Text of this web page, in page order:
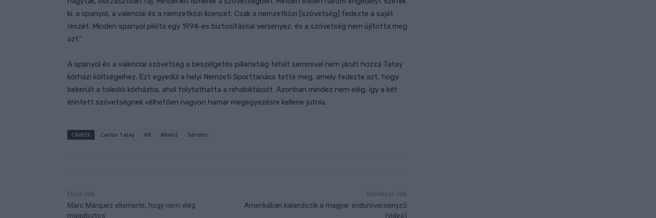
ki: a spanyol, a valenciai és a nemzetközi licencet. Csak a nemzetközi [szövetség] fedezte a saját
részét. Minden spanyol pilóta egy 1994-es biztosítással versenyez, és a szövetség nem újította meg
azt.”
A spanyol és a valenciai szövetség a beszélgetés pillanatáig tehát semmivel nem járult hozzá Tatay
kórházi költségeihez. Ezt egyedül a helyi Nemzeti Sporttanács tette meg, amely fedezte azt, hogy
bekerült a toledói kórházba, ahol folytathatta a rehabilitációt. Azonban mindez nem elég, így a két
érintett szövetségnek vélhetően nagyon hamar megegyezésre kellene jutnia.
CÍMKÉK Carlos Tatay KK Moto2 Sérülés
Előző cikk
Marc Márquez elismerte, hogy nem elég
magabiztos
Következő cikk
Amerikában kalandozik a magyar enduroversenyző
(videó)